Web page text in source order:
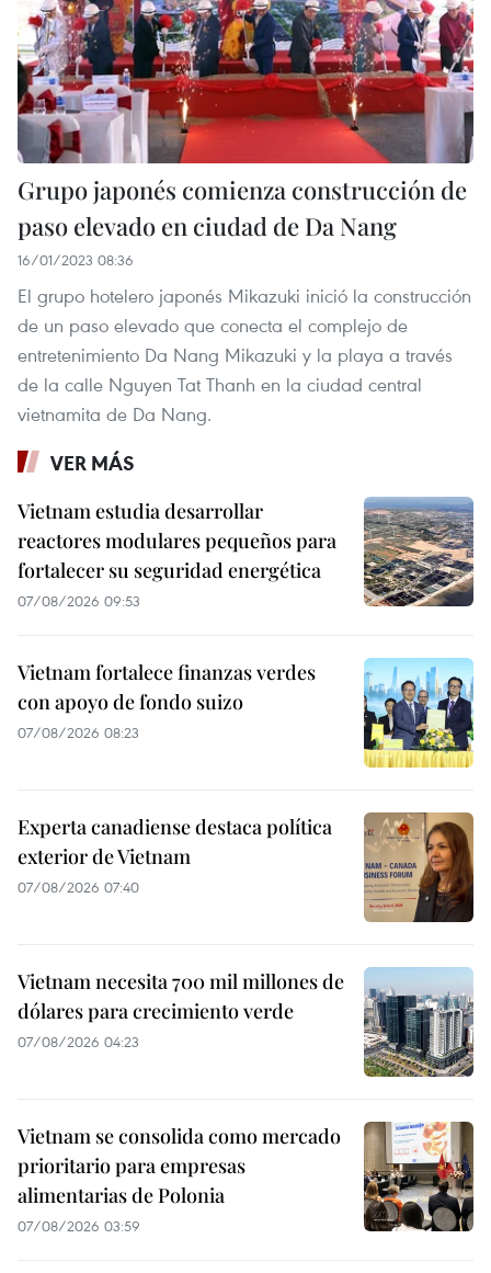
Grupo japonés comienza construcción de
paso elevado en ciudad de Da Nang
16/01/2023 08:36
El grupo hotelero japonés Mikazuki inició la construcción
de un paso elevado que conecta el complejo de
entretenimiento Da Nang Mikazuki y la playa a través
de la calle Nguyen Tat Thanh en la ciudad central
vietnamita de Da Nang.
VER MÁS
Vietnam estudia desarrollar
reactores modulares pequeños para
fortalecer su seguridad energética
07/08/2026 09:53
Vietnam fortalece finanzas verdes
con apoyo de fondo suizo
07/08/2026 08:23
Experta canadiense destaca política
exterior de Vietnam
07/08/2026 07:40
Vietnam necesita 700 mil millones de
dólares para crecimiento verde
07/08/2026 04:23
Vietnam se consolida como mercado
prioritario para empresas
alimentarias de Polonia
07/08/2026 03:59